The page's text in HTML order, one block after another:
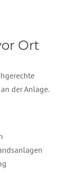
Ort
der Anlage.